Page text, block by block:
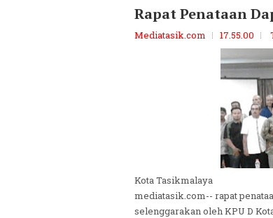
Rapat Penataan
Mediatasik.com 17.55.00
Kota Tasikmalaya
mediatasik.com-- rapat
selenggarakan oleh KPU D